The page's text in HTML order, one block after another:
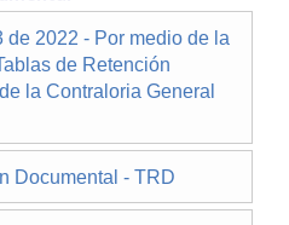
de 2022 - Por medio de la
de Retención
la Contraloria General
Documental - TRD